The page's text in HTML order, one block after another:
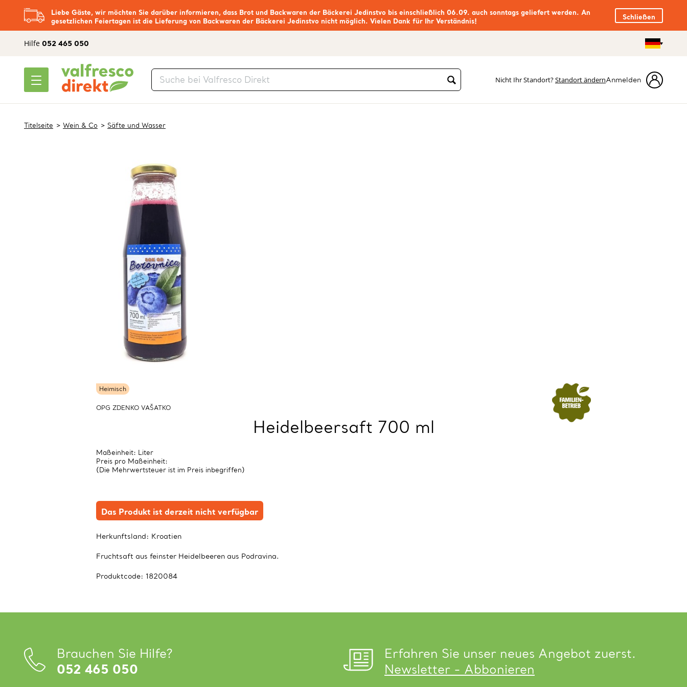
Liebe Gäste, wir möchten Sie darüber informieren, dass Brot und Backwaren der Bäckerei Jedinstvo bis einschließlich 06.09. auch sonntags geliefert werden. An
gesetzlichen Feiertagen ist die Lieferung von Backwaren der Bäckerei Jedinstvo nicht möglich. Vielen Dank für Ihr Verständnis!
Schließen
Hilfe 052 465 050
Nicht Ihr Standort?Standort ändernAnmelden
Titelseite Wein & Co Säfte und Wasser
Heimisch
OPG ZDENKO VAŠATKO
Heidelbeersaft 700 ml
Maßeinheit: Liter
Preis pro Maßeinheit:
(Die Mehrwertsteuer ist im Preis inbegriffen)
Das Produkt ist derzeit nicht verfügbar
Herkunftsland: Kroatien
Fruchtsaft aus feinster Heidelbeeren aus Podravina.
Produktcode: 1820084
Brauchen Sie Hilfe?
052 465 050
Erfahren Sie unser neues Angebot zuerst.
Newsletter - Abbonieren